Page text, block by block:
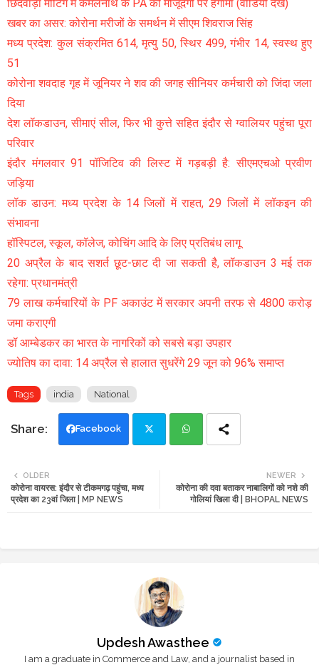
छिंदवाड़ा मीटिंग में कमलनाथ के PA की मौजूदगी पर हंगामा (वीडियो देखें)
खबर का असर: कोरोना मरीजों के समर्थन में सीएम शिवराज सिंह
मध्य प्रदेश: कुल संक्रमित 614, मृत्यु 50, स्थिर 499, गंभीर 14, स्वस्थ हुए
51
कोरोना शवदाह गृह में जूनियर ने शव की जगह सीनियर कर्मचारी को जिंदा जला
दिया
देश लॉकडाउन, सीमाएं सील, फिर भी कुत्ते सहित इंदौर से ग्वालियर पहुंचा पूरा
परिवार
इंदौर मंगलवार 91 पॉजिटिव की लिस्ट में गड़बड़ी है: सीएमएचओ प्रवीण
जड़िया
लॉक डाउन: मध्य प्रदेश के 14 जिलों में राहत, 29 जिलों में लॉकइन की
संभावना
हॉस्पिटल, स्कूल, कॉलेज, कोचिंग आदि के लिए प्रतिबंध लागू
20 अप्रैल के बाद सशर्त छूट-छाट दी जा सकती है, लॉकडाउन 3 मई तक
रहेगा: प्रधानमंत्री
79 लाख कर्मचारियों के PF अकाउंट में सरकार अपनी तरफ से 4800 करोड़
जमा कराएगी
डॉ आम्बेडकर का भारत के नागरिकों को सबसे बड़ा उपहार
ज्योतिष का दावा: 14 अप्रैल से हालात सुधरेंगे 29 जून को 96% समाप्त
Tags india National
Facebook
tte ats
NEWER
कोरोना की दवा बताकर नाबालिगों को नशे की
गोलियां खिला दी | BHOPAL NEWS
OLDER
कोरोना वायरस: इंदौर से टीकमगढ़ पहुंचा, मध्य
प्रदेश का 23वां जिला | MP NEWS
Updesh Awasthee
I am a graduate in Commerce and Law, and a journalist based in